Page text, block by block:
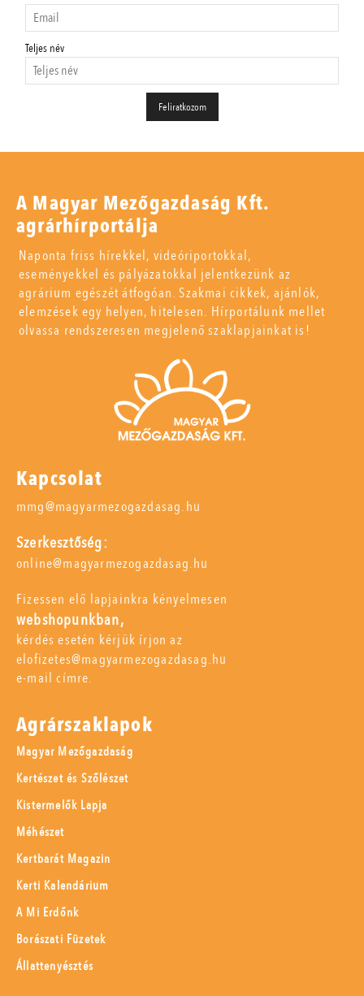
Teljes név
A Magyar Mezőgazdaság Kft.
agrárhírportálja
Naponta friss hírekkel, videóriportokkal,
eseményekkel és pályázatokkal jelentkezünk az
agrárium egészét átfogóan. Szakmai cikkek, ajánlók,
elemzések egy helyen, hitelesen. Hírportálunk mellet
olvassa rendszeresen megjelenő szaklapjainkat is!
Kapcsolat
mmg@magyarmezogazdasag.hu
Szerkesztőség:
online@magyarmezogazdasag.hu
Fizessen elő lapjainkra kényelmesen
webshopunkban,
kérdés esetén kérjük írjon az
elofizetes@magyarmezogazdasag.hu
e-mail címre.
Agrárszaklapok
Magyar Mezőgazdaság
Kertészet és Szőlészet
Kistermelők Lapja
Méhészet
Kertbarát Magazin
Kerti Kalendárium
A Mi Erdőnk
Borászati Füzetek
Állattenyésztés